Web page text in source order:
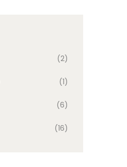
(2)
(1)
(6)
(16)